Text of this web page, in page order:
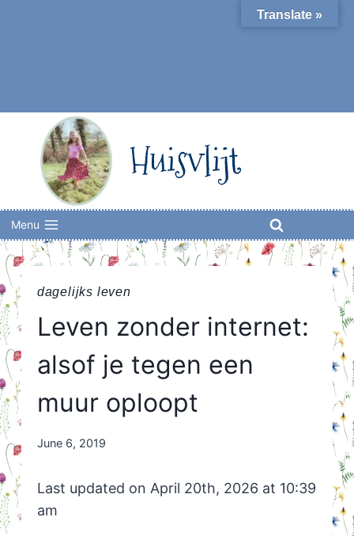
Huisvlijt
Menu
dagelijks leven
Leven zonder internet:
alsof je tegen een
muur oploopt
By
June 6, 2019
Last updated on April 20th, 2026 at 10:39
am
Translate »